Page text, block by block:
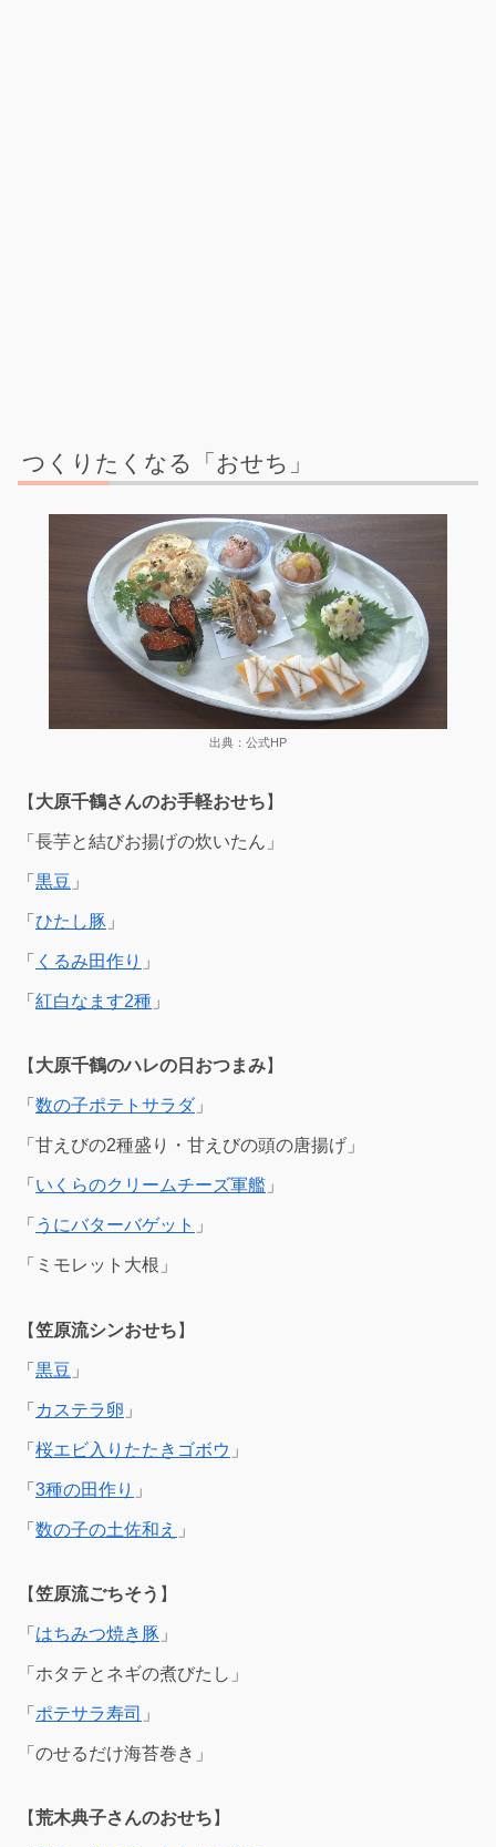
つくりたくなる「おせち」
出典：公式HP
【 大原千鶴さんのお手軽おせち 】
「長芋と結びお揚げの炊いたん」
「 黒豆 」
「 ひたし豚 」
「 くるみ田作り 」
「 紅白なます2種 」
【 大原千鶴のハレの日おつまみ】
「 数の子ポテトサラダ」
「甘えびの2種盛り・甘えびの頭の唐揚げ」
「 いくらのクリームチーズ軍艦 」
「 うにバターバゲット 」
「ミモレット大根」
【笠原流シンおせち 】
「 黒豆 」
「 カステラ卵 」
「 桜エビ入りたたきゴボウ 」
「 3種の田作り 」
「 数の子の土佐和え 」
【笠原流ごちそう 】
「 はちみつ焼き豚 」
「ホタテとネギの煮びたし」
「 ポテサラ寿司 」
「のせるだけ海苔巻き」
【荒木典子さんのおせち 】